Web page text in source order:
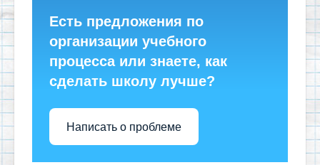
Есть предложения по
организации учебного
процесса или знаете, как
сделать школу лучше?
Написать о проблеме